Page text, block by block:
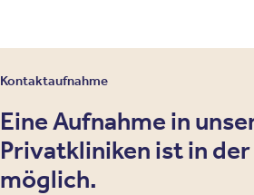
Kontaktaufnahme
Eine Aufnahme in
Privatkliniken ist in
möglich.